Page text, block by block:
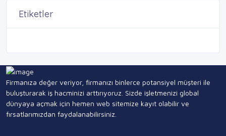
Etiketler
Firmanıza değer veriyor, firmanızı binlerce potansiyel müşteri ile
buluşturarak iş hacminizi arttırıyoruz. Sizde işletmenizi global
dünyaya açmak için hemen web sitemize kayıt olabilir ve
fırsatlarımızdan faydalanabilirsiniz.